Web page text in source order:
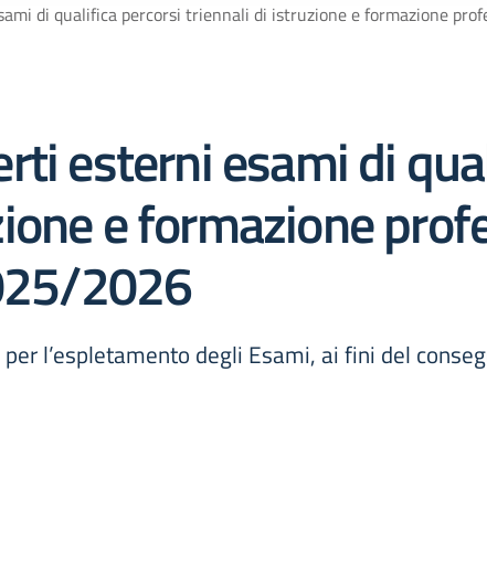
di qualifica percorsi triennali di istruzione e formazione
esterni esami di
e formazione
2026
l’espletamento degli Esami, ai fini del